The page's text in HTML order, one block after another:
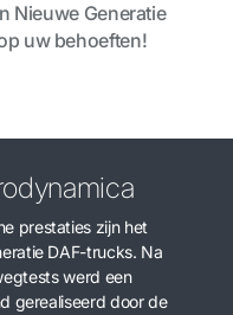
Nieuwe Generatie
uw behoeften!
prestaties zijn het
DAF-trucks. Na
werd een
gerealiseerd door de